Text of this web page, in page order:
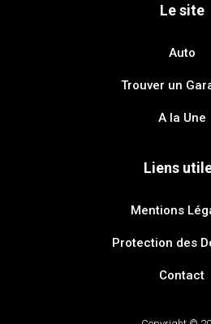
Le site
Auto
Trouver un
A la Une
Liens
Mentions
Protection des
Contact